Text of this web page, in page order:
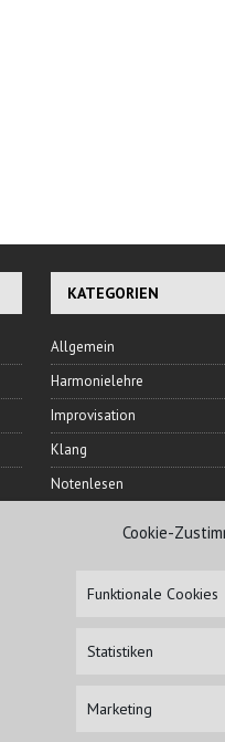
Cookie-
Funktionale Cookies
Statistiken
Marketing
KATEGORIEN
Allgemein
Harmonielehre
Improvisation
Klang
Notenlesen
Veranstaltungen